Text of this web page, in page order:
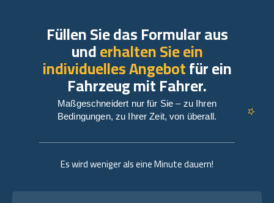
Es wird weniger als eine Minute dauern!
Füllen Sie das Formular aus
underhalten Sie ein
individuelles Angebotfür ein
Fahrzeug mit Fahrer.
Maßgeschneidert nur für Sie – zu Ihren
Bedingungen, zu Ihrer Zeit, von überall.